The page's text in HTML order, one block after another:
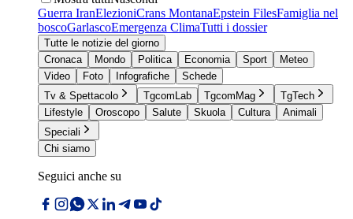
Guerra IranElezioniCrans MontanaEpstein FilesFamiglia nel
boscoGarlascoEmergenza ClimaTutti i dossier
Tutte le notizie del giorno
Cronaca
Mondo Politica Economia Sport
Meteo
Video
Foto Infografiche
Schede
Tv & Spettacolo
TgcomLab TgcomMag
TgTech
Lifestyle
Oroscopo Salute Skuola Cultura
Animali
Speciali
Chi siamo
Seguici anche su